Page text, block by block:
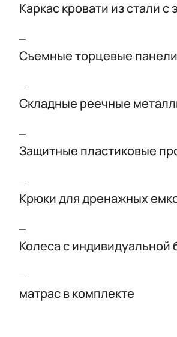
Каркас кровати из стали
Съемные торцевые
Складные реечные
Защитные пластиковые
Крюки для дренажных
Колеса с индивидуальной
матрас в комплекте